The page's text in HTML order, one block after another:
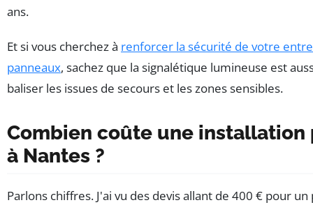
ans.
Et si vous cherchez à renforcer la sécurité de votre
panneaux, sachez que la signalétique lumineuse est
baliser les issues de secours et les zones sensibles.
Combien coûte une
à Nantes ?
Parlons chiffres. J'ai vu des devis allant de 400 € pour